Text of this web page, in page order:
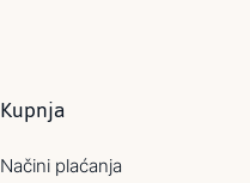
Kupnja
Načini plaćanja